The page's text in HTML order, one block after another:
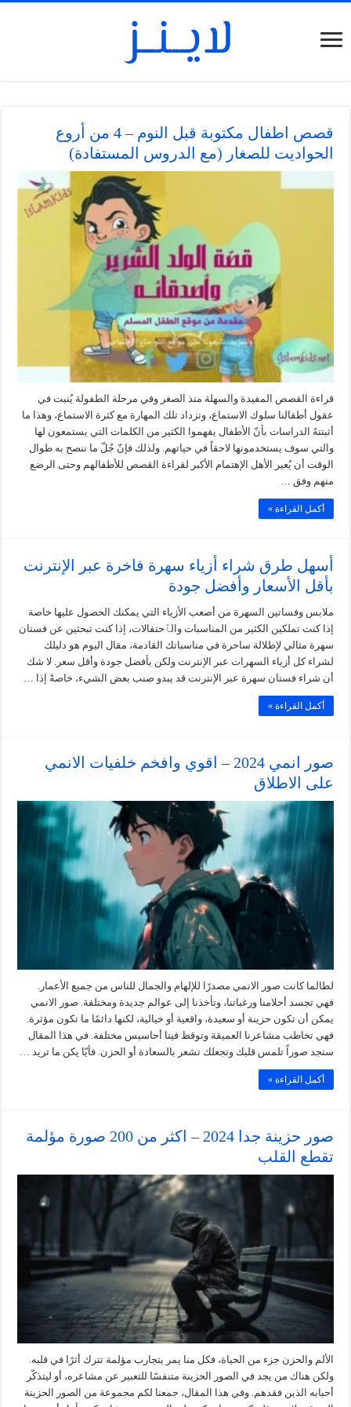
قصص اطفال مكتوبة قبل النوم – 4 من أروع
الحواديت للصغار (مع الدروس المستفادة)
قراءة القصص المفيدة والسهلة منذ الصغر وفي مرحلة الطفولة يُنبت في
عقول أطفالنا سلوك الاستماع، وتزداد تلك المهارة مع كثرة الاستماع، وهذا ما
أثبتتهُ الدراسات بأنّ الأطفال يفهموا الكثير من الكلمات التي يستمعون لها
والتي سوف يستخدمونها لاحقاً في حياتهم. ولذلك فإنّ جُلّ ما ننصح به طوال
الوقت أن يُعير الأهل الإهتمام الأكبر لقراءة القصص للأطفالهم وحتى الرضع
منهم وفق …
أكمل القراءة »
أسهل طرق شراء أزياء سهرة فاخرة عبر الإنترنت
بأقل الأسعار وأفضل جودة
ملابس وفساتين السهرة من أصعب الأزياء التي يمكنك الحصول عليها خاصة
إذا كنت تملكين الكثير من المناسبات والٱحتفالات، إذا كنت تبحثين عن فستان
سهرة مثالي لإطلالة ساحرة في مناسباتك القادمة، مقال اليوم هو دليلك
لشراء كل أزياء السهرات عبر الإنترنت ولكن بأفضل جودة وأقل سعر. لا شك
أن شراء فستان سهرة عبر الإنترنت قد يبدو صنب بعض الشيء، خاصةً إذا …
أكمل القراءة »
صور انمي 2024 – اقوي وافخم خلفيات الانمي
على الاطلاق
لطالما كانت صور الانمي مصدرًا للإلهام والجمال للناس من جميع الأعمار.
فهي تجسد أحلامنا ورغباتنا، وتأخذنا إلى عوالم جديدة ومختلفة. صور الانمي
يمكن أن تكون حزينة أو سعيدة، واقعية أو خيالية، لكنها دائمًا ما تكون مؤثرة.
فهي تخاطب مشاعرنا العميقة وتوقظ فينا أحاسيس مختلفة. في هذا المقال
ستجد صوراً تلمس قلبك وتجعلك تشعر بالسعادة أو الحزن. فأيّا يكن ما تريد …
أكمل القراءة »
صور حزينة جدا 2024 – اكثر من 200 صورة مؤلمة
تقطع القلب
الألم والحزن جزء من الحياة، فكل منا يمر بتجارب مؤلمة تترك أثرًا في قلبه.
ولكن هناك من يجد في الصور الحزينة متنفسًا للتعبير عن مشاعره، أو ليتذكّر
أحبابه الذين فقدهم. وفي هذا المقال، جمعنا لكم مجموعة من الصور الحزينة